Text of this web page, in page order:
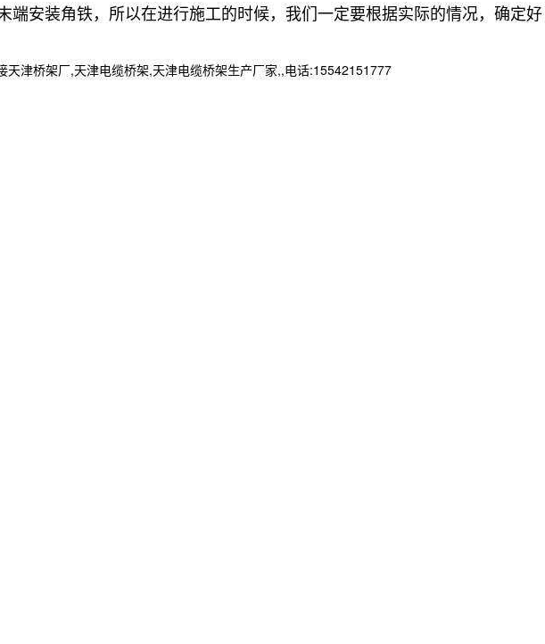
安装角铁，所以在进行施工的时候，我们一定要根据实际的情况，确定好
津桥架厂,天津电缆桥架,天津电缆桥架生产厂家,,电话:15542151777